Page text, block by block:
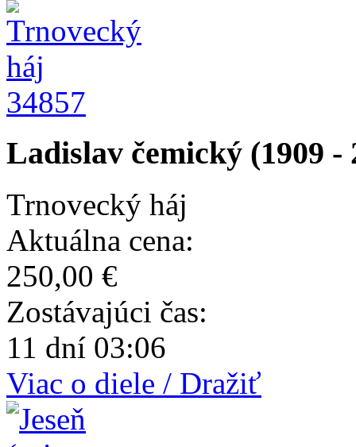
34857
Ladislav čemický (1909 -
Trnovecký háj
Aktuálna cena:
250,00 €
Zostávajúci čas:
11 dní 03:06
Viac o diele / Dražiť